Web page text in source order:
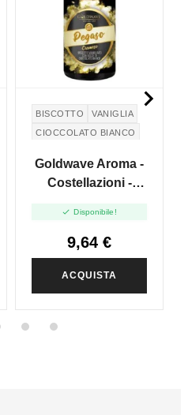
BISCOTTO
VANIGLIA
CIOCCOLATO BIANCO
Goldwave Aroma -
Costellazioni -
 Disponibile!
9,64 €
ACQUISTA
